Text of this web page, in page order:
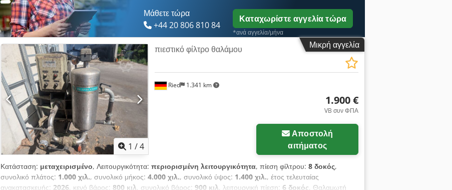
Μάθετε τώρα
+44 20 806 810 84
Καταχωρίστε αγγελία τώρα
*ανά αγγελία/μήνα
Μικρή αγγελία
1 /4
Ried 1.341 km
πιεστικό φίλτρο θαλάμου
1.900 €
VB συν ΦΠΑ
Αποστολή
αιτήματος
Κατάσταση: μεταχειρισμένο, Λειτουργικότητα: περιορισμένη λειτουργικότητα, πίεση φίλτρου: 8 δοκός,
συνολικό πλάτος: 1.000 χιλ., συνολικό μήκος: 4.000 χιλ., συνολικό ύψος: 1.400 χιλ., έτος τελευταίας
ανακατασκευής: 2026, κενό βάρος: 800 κιλ, συνολικό βάρος: 900 κιλ, λειτουργική πίεση: 6 δοκός, Θαλαμωτή